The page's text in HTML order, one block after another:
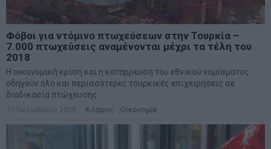
Φόβοι για ντόμινο πτωχεύσεων στην Τουρκία –
7.000 πτωχεύσεις αναμένονται μέχρι τα τέλη του
2018
Η οικονομική κρίση και η κατάρρευση του εθνικού νομίσματος
οδηγούν όλο και περισσότερες τουρκικές επιχειρήσεις σε
διαδικασία πτώχευσης
10 Οκτωβρίου 2018 Κόσμος Οικονομία